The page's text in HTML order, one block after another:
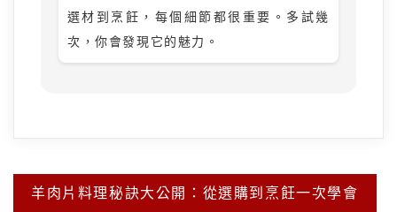
選材到烹飪，每個細節都很重要。多試幾
次，你會發現它的魅力。
文
羊肉片料理秘訣大公開：從選購到烹飪一次學會